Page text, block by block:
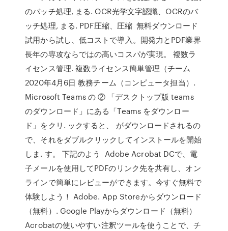
のバッチ処理, まる. OCR光学文字認識、OCRのバ
ッチ処理, まる. PDF圧縮、圧縮 無料ダウンロード
試用から試し、低コストで導入。開発力とPDF業界
長年の専攻ならではの高いコスパが実現。 複数ラ
イセンス管理. 複数ライセンス簡単管理（チーム
2020年4月6日 教務チーム（コンピュータ担当）.
Microsoft Teams の ② 「デスクトップ版 teams
のダウンロード」にある「Teams をダウンロー
ド」をクリ. ックすると、 がダウンロードされるの
で、それをダブルクリックしてインストールを開始
しま. す。 下記のよう Adobe Acrobat DCで、電
子メールを使用してPDFのリンク先を共有し、オン
ラインで簡単にレビューができます。今すぐ無料で
体験しよう！ Adobe. App Storeからダウンロード
（無料）. Google Playからダウンロード（無料）
Acrobatの使いやすい注釈ツールを使うことで、チ